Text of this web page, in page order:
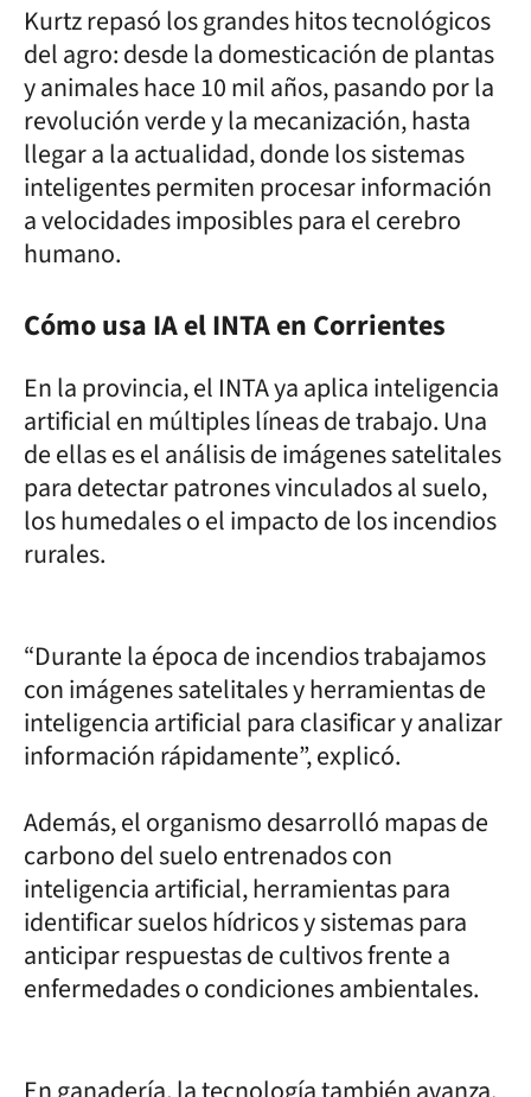
Kurtz repasó los grandes hitos tecnológicos
del agro: desde la domesticación de plantas
y animales hace 10 mil años, pasando por la
revolución verde y la mecanización, hasta
llegar a la actualidad, donde los sistemas
inteligentes permiten procesar información
a velocidades imposibles para el cerebro
humano.
Cómo usa IA el INTA en Corrientes
En la provincia, el INTA ya aplica inteligencia
artificial en múltiples líneas de trabajo. Una
de ellas es el análisis de imágenes satelitales
para detectar patrones vinculados al suelo,
los humedales o el impacto de los incendios
rurales.
“Durante la época de incendios trabajamos
con imágenes satelitales y herramientas de
inteligencia artificial para clasificar y analizar
información rápidamente”, explicó.
Además, el organismo desarrolló mapas de
carbono del suelo entrenados con
inteligencia artificial, herramientas para
identificar suelos hídricos y sistemas para
anticipar respuestas de cultivos frente a
enfermedades o condiciones ambientales.